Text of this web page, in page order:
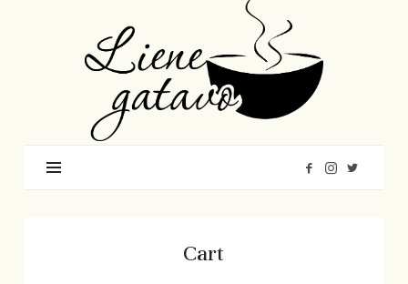
Gatavo
–
Mana
garšu
pasaule
Cart